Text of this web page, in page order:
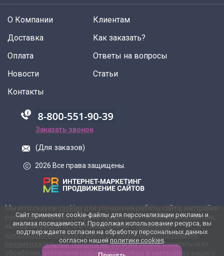
О Компании
Доставка
Оплата
Новости
Клиентам
Как заказать?
Ответы на вопросы
Статьи
Контакты
88005555550
Заказать звонок
(Для заказов)
2026 Все права защищены.
Мы используем cookies для улучшения работы сайта, настройки
рекламы и анализа трафика. Продолжая пользоваться сайтом,
вы подтверждаете, что ознакомлены сполитикой
конфиденциальностии даете согласие наиспользование
рекомендательных технологий. Если вы хотите отказаться от
обработки, отключите сохранение cookies в настройках вашего
Сайт применяет cookie-файлы для персонализации рекламы и
анализа посещаемости. Продолжая использование ресурса, вы
подтверждаете согласие на обработку персональных данных
согласно нашей политике cookies.